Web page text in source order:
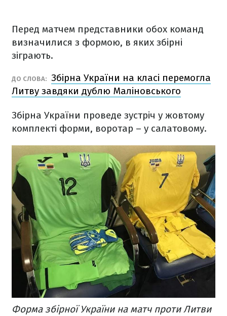
Перед матчем представники обох команд
визначилися з формою, в яких збірні
зіграють.
ДО СЛОВА: Збірна України на класі перемогла
Литву завдяки дублю Маліновського
Збірна України проведе зустріч у жовтому
комплекті форми, воротар – у салатовому.
Форма збірної України на матч проти Литви